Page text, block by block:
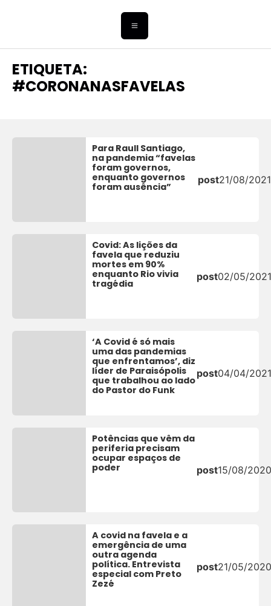
ETIQUETA:
#CORONANASFAVELAS
Para Raull Santiago,
na pandemia “favelas
foram governos,
enquanto governos
foram ausência”
post21/08/2021
Covid: As lições da
favela que reduziu
mortes em 90%
enquanto Rio vivia
tragédia
post02/05/
‘A Covid é só mais
uma das pandemias
que enfrentamos’, diz
líder de Paraisópolis
que trabalhou ao lado
do Pastor do Funk
post04/04/
Potências que vêm da
periferia precisam
ocupar espaços de
poder
post15/08/
A covid na favela e a
emergência de uma
outra agenda
política. Entrevista
especial com Preto
Zezé
post21/05/